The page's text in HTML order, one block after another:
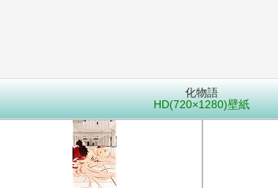
化物語
HD(720×1280)壁紙